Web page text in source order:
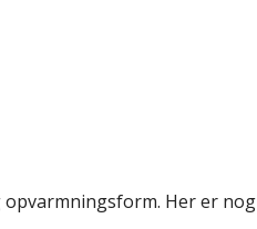
Her er